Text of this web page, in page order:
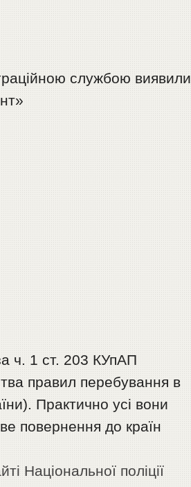
службою виявили
ч. 1 ст. 203 КУпАП
правил перебування в
Практично усі вони
повернення до країн
Національної поліції